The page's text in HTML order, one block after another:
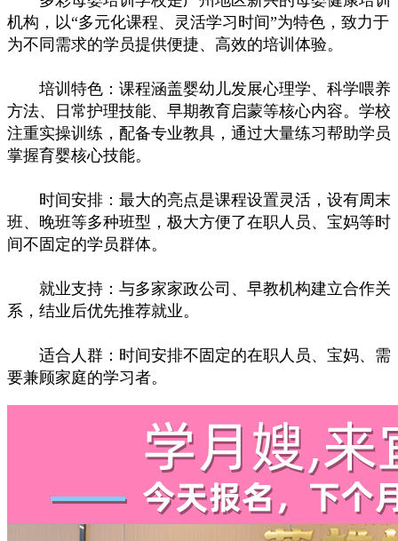
机构，以“多元化课程、灵活学习时间”为特色，致力于
为不同需求的学员提供便捷、高效的培训体验。
培训特色：课程涵盖婴幼儿发展心理学、科学喂养
方法、日常护理技能、早期教育启蒙等核心内容。学校
注重实操训练，配备专业教具，通过大量练习帮助学员
掌握育婴核心技能。
时间安排：最大的亮点是课程设置灵活，设有周末
班、晚班等多种班型，极大方便了在职人员、宝妈等时
间不固定的学员群体。
就业支持：与多家家政公司、早教机构建立合作关
系，结业后优先推荐就业。
适合人群：时间安排不固定的在职人员、宝妈、需
要兼顾家庭的学习者。